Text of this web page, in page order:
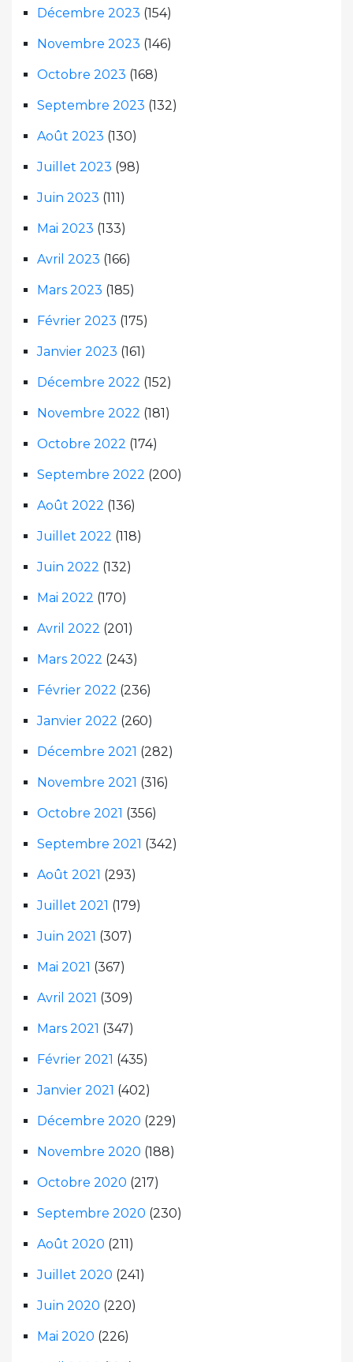
Décembre 2023 (154)
Novembre 2023 (146)
Octobre 2023 (168)
Septembre 2023 (132)
Août 2023 (130)
Juillet 2023 (98)
Juin 2023 (111)
Mai 2023 (133)
Avril 2023 (166)
Mars 2023 (185)
Février 2023 (175)
Janvier 2023 (161)
Décembre 2022 (152)
Novembre 2022 (181)
Octobre 2022 (174)
Septembre 2022 (200)
Août 2022 (136)
Juillet 2022 (118)
Juin 2022 (132)
Mai 2022 (170)
Avril 2022 (201)
Mars 2022 (243)
Février 2022 (236)
Janvier 2022 (260)
Décembre 2021 (282)
Novembre 2021 (316)
Octobre 2021 (356)
Septembre 2021 (342)
Août 2021 (293)
Juillet 2021 (179)
Juin 2021 (307)
Mai 2021 (367)
Avril 2021 (309)
Mars 2021 (347)
Février 2021 (435)
Janvier 2021 (402)
Décembre 2020 (229)
Novembre 2020 (188)
Octobre 2020 (217)
Septembre 2020 (230)
Août 2020 (211)
Juillet 2020 (241)
Juin 2020 (220)
Mai 2020 (226)